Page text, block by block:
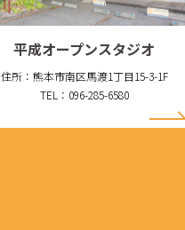
平成オープンスタジオ
住所：熊本市南区馬渡1丁目15-3-1F
TEL：096-285-6580